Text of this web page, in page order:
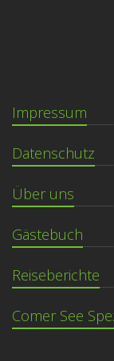
Impressum
Datenschutz
Über uns
Gästebuch
Reiseberichte
Comer See